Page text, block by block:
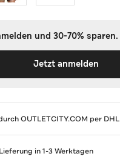
und 30-70% sparen.
Jetzt anmelden
OUTLETCITY.COM per DHL
in 1-3 Werktagen